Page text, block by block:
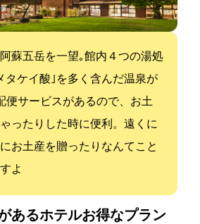
蘇五岳を一望｡館内４つの湯処
タケイ酸｣を多く含んだ温泉が
便サービスがあるので、お土
ったりした時に便利。遠くに
お土産を贈ったりなんてこと
よ
あるホテル:お得なプラン